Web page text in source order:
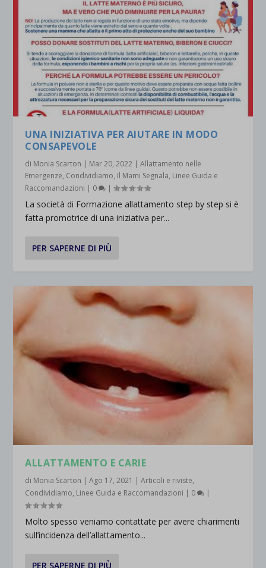
UNA INIZIATIVA PER AIUTARE IN MODO
CONSAPEVOLE
di Monia Scarton | Mar 20, 2022 |Allattamento nelle
Emergenze, Condividiamo, Il Mami Segnala, Linee Guida e
Raccomandazioni | 0 |
La società di Formazione allattamento step by step si è
fatta promotrice di una iniziativa per...
PER SAPERNE DI PIÙ
ALLATTAMENTO E CARIE
di Monia Scarton |Ago 17, 2021 |Articoli e riviste,
Condividiamo, Linee Guida e Raccomandazioni | 0 |
Molto spesso veniamo contattate per avere chiarimenti
sull’incidenza dell’allattamento...
PER SAPERNE DI PIÙ